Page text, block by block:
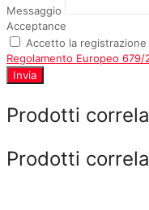
Messaggio
Acceptance
Accetto la
Regolamento Europeo 679/
Invia
Prodotti
Prodotti